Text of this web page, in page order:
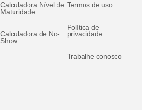
Calculadora Nível de
Maturidade
Calculadora de No-
Show
Termos de uso
Política de
privacidade
Trabalhe conosco